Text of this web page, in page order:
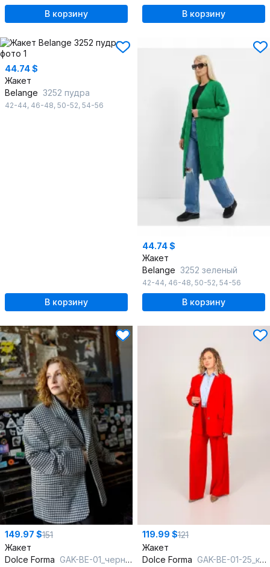
В корзину В корзину
44.74 $
Жакет
Belange 3252 пудра
42-44, 46-48, 50-52, 54-56
В корзину
44.74 $
Жакет
Belange 3252 зеленый
42-44, 46-48, 50-52, 54-56
В корзину
149.97 $151
Жакет
Dolce Forma GAK-BE-01_черно-белый
119.99 $121
Жакет
Dolce Forma GAK-BE-01-25_красный